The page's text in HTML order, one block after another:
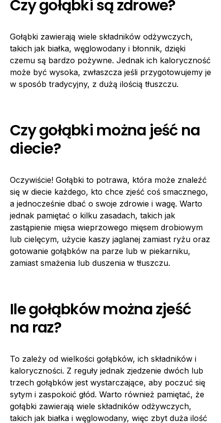
Czy gołąbki są zdrowe?
Gołąbki zawierają wiele składników odżywczych,
takich jak białka, węglowodany i błonnik, dzięki
czemu są bardzo pożywne. Jednak ich kaloryczność
może być wysoka, zwłaszcza jeśli przygotowujemy je
w sposób tradycyjny, z dużą ilością tłuszczu.
Czy gołąbki można jeść na
diecie?
Oczywiście! Gołąbki to potrawa, która może znaleźć
się w diecie każdego, kto chce zjeść coś smacznego,
a jednocześnie dbać o swoje zdrowie i wagę. Warto
jednak pamiętać o kilku zasadach, takich jak
zastąpienie mięsa wieprzowego mięsem drobiowym
lub cielęcym, użycie kaszy jaglanej zamiast ryżu oraz
gotowanie gołąbków na parze lub w piekarniku,
zamiast smażenia lub duszenia w tłuszczu.
Ile gołąbków można zjeść
na raz?
To zależy od wielkości gołąbków, ich składników i
kaloryczności. Z reguły jednak zjedzenie dwóch lub
trzech gołąbków jest wystarczające, aby poczuć się
sytym i zaspokoić głód. Warto również pamiętać, że
gołąbki zawierają wiele składników odżywczych,
takich jak białka i węglowodany, więc zbyt duża ilość